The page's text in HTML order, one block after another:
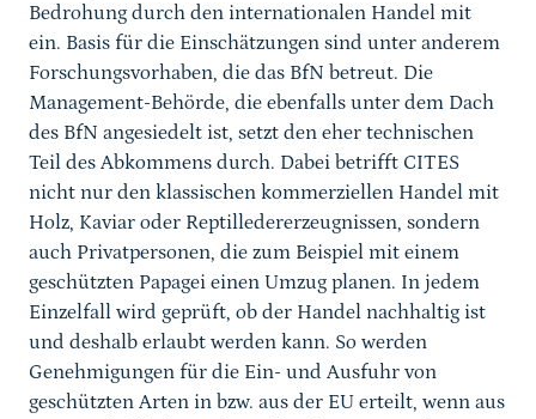
Bedrohung durch den internationalen Handel mit
ein. Basis für die Einschätzungen sind unter anderem
Forschungsvorhaben, die das BfN betreut. Die
Management-Behörde, die ebenfalls unter dem Dach
des BfN angesiedelt ist, setzt den eher technischen
Teil des Abkommens durch. Dabei betrifft CITES
nicht nur den klassischen kommerziellen Handel mit
Holz, Kaviar oder Reptilledererzeugnissen, sondern
auch Privatpersonen, die zum Beispiel mit einem
geschützten Papagei einen Umzug planen. In jedem
Einzelfall wird geprüft, ob der Handel nachhaltig ist
und deshalb erlaubt werden kann. So werden
Genehmigungen für die Ein- und Ausfuhr von
geschützten Arten in bzw. aus der EU erteilt, wenn aus